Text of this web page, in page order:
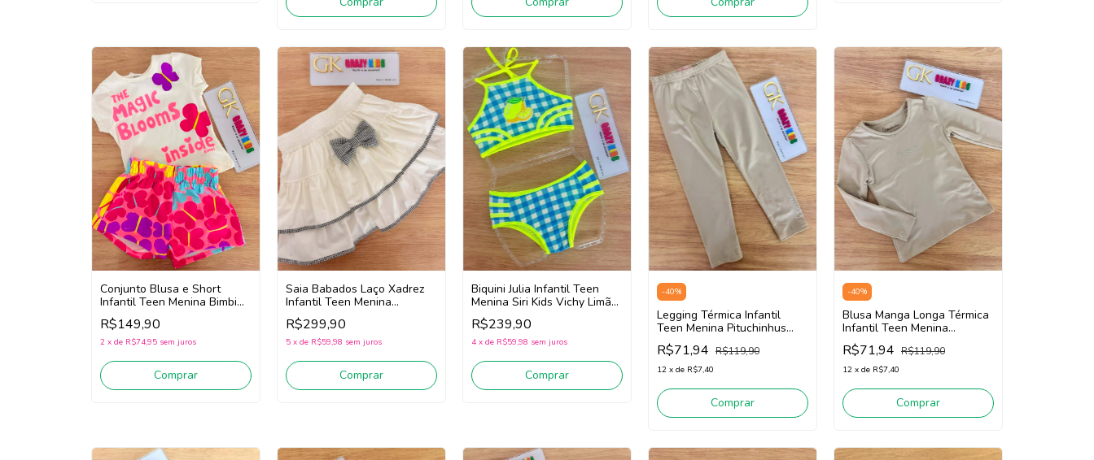
Conjunto Blusa e Short
Infantil Teen Menina Bimbi
Fb203 (Off White/Rosa)
R$149,90
2 x de R$74,95 sem juros
Comprar
Saia Babados Laço Xadrez
Infantil Teen Menina
Pituchinhus 30715 (Off
White)
R$299,90
5 x de R$59,98 sem juros
Comprar
Biquini Julia Infantil Teen
Menina Siri Kids Vichy Limão
43216 (Azul/Amarelo)
R$239,90
4 x de R$59,98 sem juros
Comprar
-40%
Legging Térmica Infantil
Teen Menina Pituchinhus
28632 (Bege Claro)
R$71,94 R$119,90
12 x de R$7,40
Comprar
-40%
Blusa Manga Longa Térmica
Infantil Teen Menina
Pituchinhus 28629 (Bege
Claro)
R$71,94 R$119,90
12 x de R$7,40
Comprar